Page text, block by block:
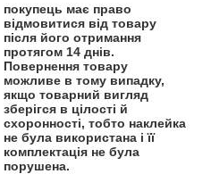
покупець має право
відмовитися від товару
після його отримання
протягом 14 днів.
Повернення товару
можливе в тому випадку,
якщо товарний вигляд
зберігся в цілості й
схоронності, тобто наклейка
не була використана і її
комплектація не була
порушена.